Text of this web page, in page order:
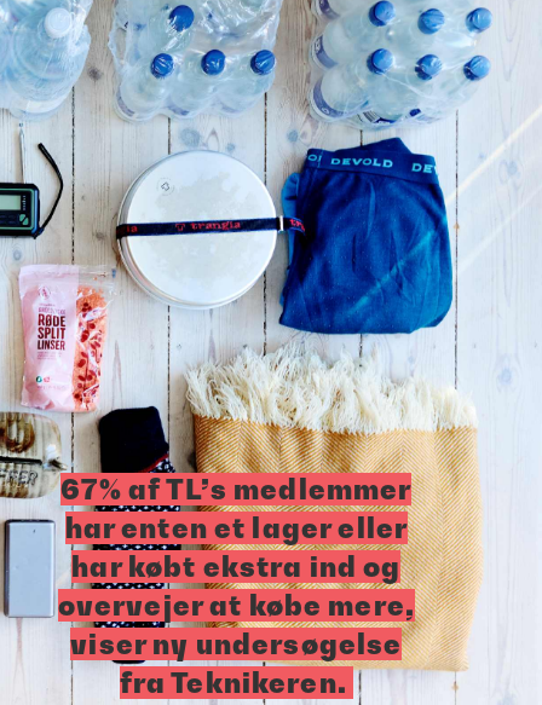
67% af TL’s medlemmer
har enten et lager eller
har købt ekstra ind og
overvejer at købe mere,
viser ny undersøgelse
fra Teknikeren.